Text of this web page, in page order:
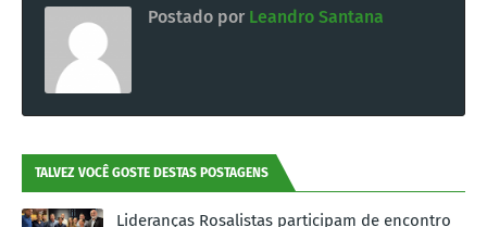
Postado por Leandro Santana
TALVEZ VOCÊ GOSTE DESTAS POSTAGENS
Lideranças Rosalistas participam de encontro